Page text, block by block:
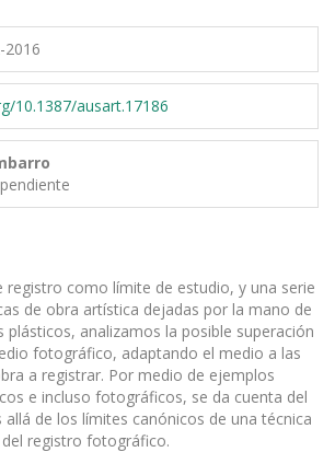
2016
10.1387/ausart.17186
registro como límite de estudio, y una serie
de obra artística dejadas por la mano de
analizamos la posible superación
fotográfico, adaptando el medio a las
a registrar. Por medio de ejemplos
e incluso fotográficos, se da cuenta del
de los límites canónicos de una técnica
registro fotográfico.